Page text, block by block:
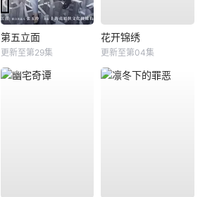
第五立面
更新至第29集
花开锦绣
更新至第04集